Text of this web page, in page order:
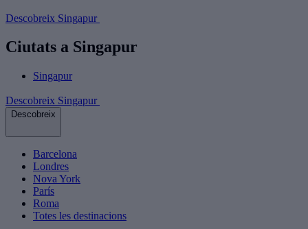
Descobreix Singapur
Ciutats a Singapur
Singapur
Descobreix Singapur
Descobreix
Barcelona
Londres
Nova York
París
Roma
Totes les destinacions